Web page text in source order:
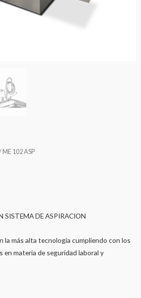
ME 102 ASP
SISTEMA DE ASPIRACION
la más alta tecnología cumpliendo con los
en materia de seguridad laboral y